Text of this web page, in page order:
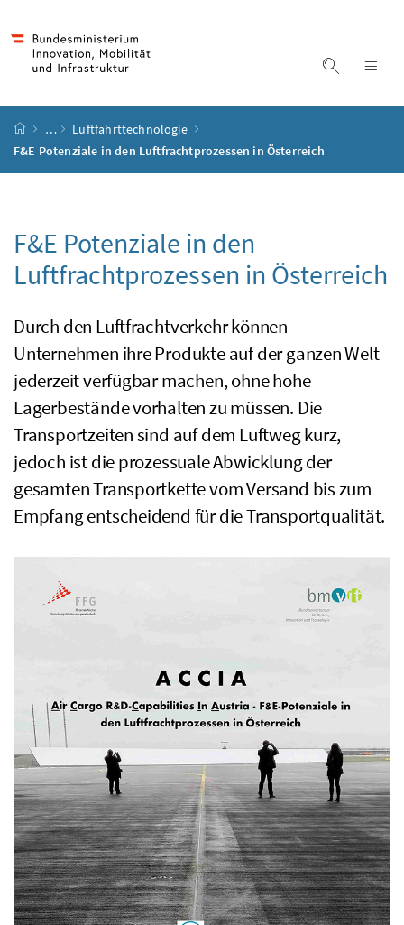
Suche
Startseite
…
Luftfahrttechnologie
F&E Potenziale in den Luftfrachtprozessen in Österreich
F&E Potenziale in den
Luftfrachtprozessen in Österreich
Durch den Luftfrachtverkehr können
Unternehmen ihre Produkte auf der ganzen Welt
jederzeit verfügbar machen, ohne hohe
Lagerbestände vorhalten zu müssen. Die
Transportzeiten sind auf dem Luftweg kurz,
jedoch ist die prozessuale Abwicklung der
gesamten Transportkette vom Versand bis zum
Empfang entscheidend für die Transportqualität.